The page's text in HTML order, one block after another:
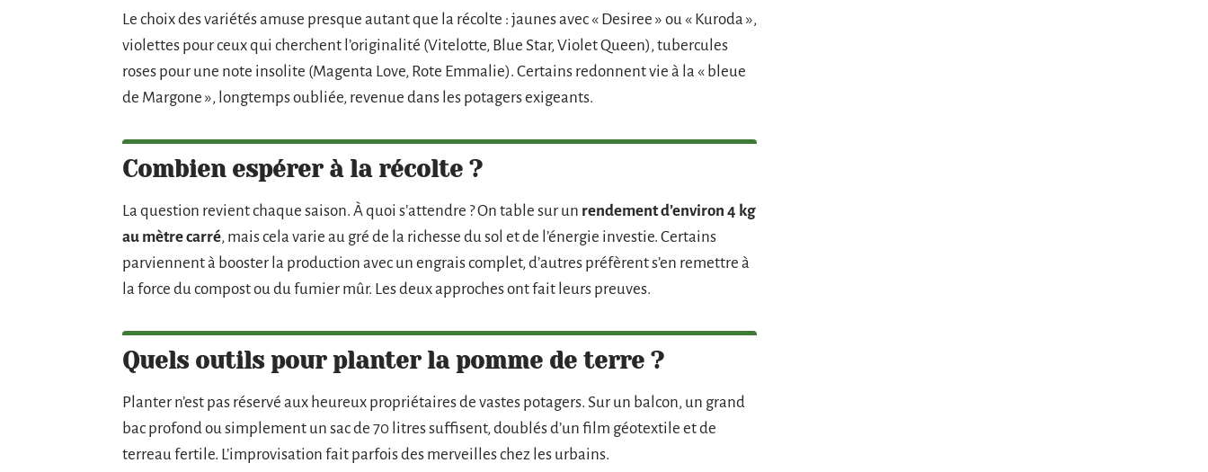
Le choix des variétés amuse presque autant que la récolte : jaunes avec « Desiree » ou « Kuroda »,
violettes pour ceux qui cherchent l’originalité (Vitelotte, Blue Star, Violet Queen), tubercules
roses pour une note insolite (Magenta Love, Rote Emmalie). Certains redonnent vie à la « bleue
de Margone », longtemps oubliée, revenue dans les potagers exigeants.
Combien espérer à la récolte ?
La question revient chaque saison. À quoi s’attendre ? On table sur un rendement d’environ 4 kg
au mètre carré, mais cela varie au gré de la richesse du sol et de l’énergie investie. Certains
parviennent à booster la production avec un engrais complet, d’autres préfèrent s’en remettre à
la force du compost ou du fumier mûr. Les deux approches ont fait leurs preuves.
Quels outils pour planter la pomme de terre ?
Planter n’est pas réservé aux heureux propriétaires de vastes potagers. Sur un balcon, un grand
bac profond ou simplement un sac de 70 litres suffisent, doublés d’un film géotextile et de
terreau fertile. L’improvisation fait parfois des merveilles chez les urbains.